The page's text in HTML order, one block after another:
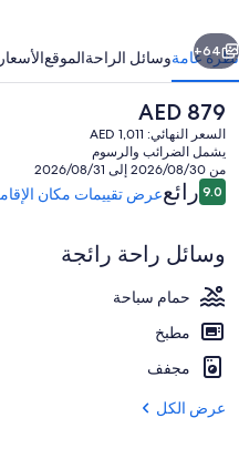
التالي
64+
نظرة عامةوسائل الراحةالموقعالأسعار
السعر
الحالي
هو
AED
879
AED 879
السعر النهائي: AED 1,011
يشمل الضرائب والرسوم
من 2026/08/30 إلى 2026/08/31
التقييمات
9.09.0 من 10رائععرض تقييمات مكان الإقامة (718
وسائل راحة رائجة
حمام سباحة
مطبخ
مجفف
عرض الكل